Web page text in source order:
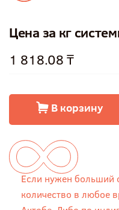
Цена за кг
1 818.08 ₸
В корзину
Если нужен больший
количество в любое